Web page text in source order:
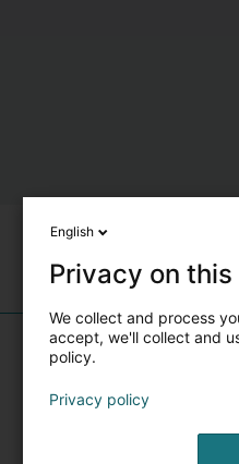
English
Privacy on
We collect and process
accept, we'll collect and
policy.
Privacy policy